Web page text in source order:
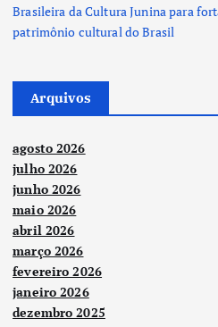
Brasileira da Cultura Junina para
patrimônio cultural do Brasil
Arquivos
agosto 2026
julho 2026
junho 2026
maio 2026
abril 2026
março 2026
fevereiro 2026
janeiro 2026
dezembro 2025